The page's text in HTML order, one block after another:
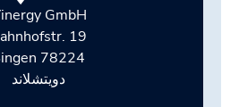
GmbH
19
78224 Singen
دويتشلاند